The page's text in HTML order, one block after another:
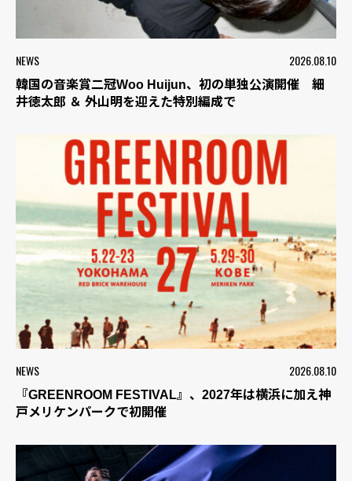
NEWS 2026.08.10
韓国の音楽賞二冠Woo Huijun、初の単独公演開催 細
井徳太郎 ＆ 外山明を迎えた特別編成で
NEWS 2026.08.10
『GREENROOM FESTIVAL』、2027年は横浜に加え神
戸メリケンパークで初開催